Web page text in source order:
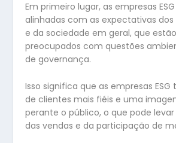
Em primeiro lugar, as empresas
alinhadas com as expectativas
e da sociedade em geral, que
preocupados com questões
de governança.
Isso significa que as empresas
de clientes mais fiéis e uma
perante o público, o que pode
das vendas e da participação de